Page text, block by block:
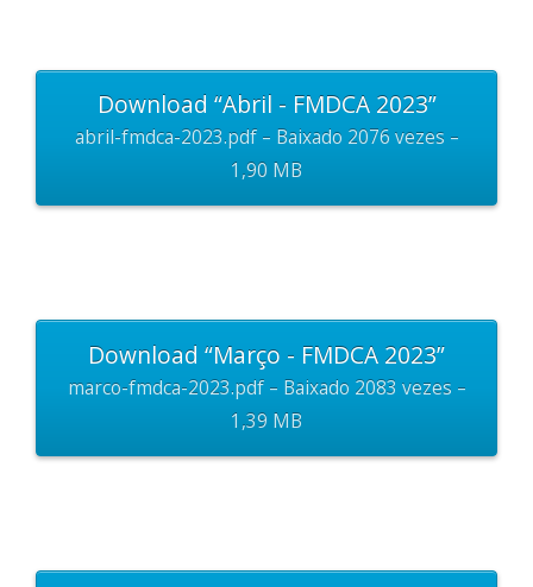
Download “Abril - FMDCA 2023”
abril-fmdca-2023.pdf – Baixado 2076 vezes –
1,90 MB
Download “Março - FMDCA 2023”
marco-fmdca-2023.pdf – Baixado 2083 vezes –
1,39 MB